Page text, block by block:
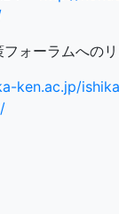
ォーラムへの
ken.ac.jp/